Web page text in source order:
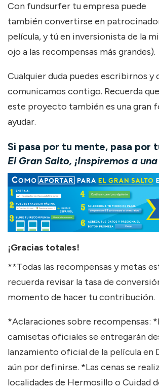
Con fundsurfer tu empresa puede
también convertirse en
película, y tú en inversionista de la
ojo a las recompensas más grandes).
Cualquier duda puedes escribirnos y
comunicamos contigo. Recuerda
este proyecto también es una gran
ayudar.
Si pasa por tu mente, pasa por
El Gran Salto, ¡Inspiremos a
¡Gracias totales!
**Todas las recompensas y metas
recuerda revisar la tasa de
momento de hacer tu contribución.
*Aclaraciones sobre recompensas:
camisetas oficiales se entregarán
lanzamiento oficial de la película en
aún por definirse. *Las cenas se
localidades de Hermosillo o Cuidad